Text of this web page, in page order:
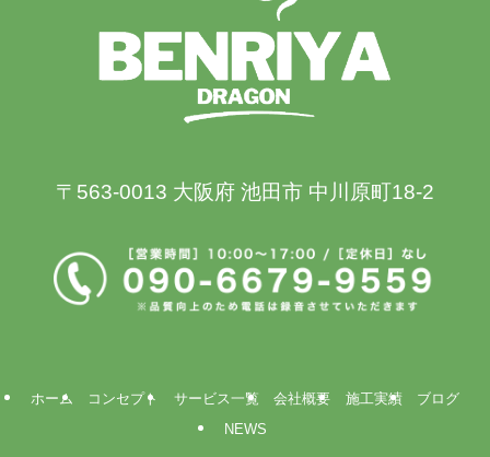
〒563-0013 大阪府 池田市 中川原町18-2
ホーム コンセプト サービス一覧 会社概要 施工実績
ブログ
NEWS